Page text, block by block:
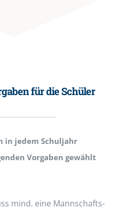
für die Schüler
in jedem Schuljahr
Vorgaben gewählt
mind. eine Mannschafts-